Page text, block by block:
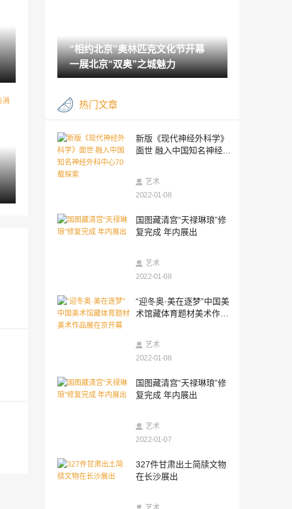
《理解愤怒》：重新理解彼此的爱之书
2022-01-07
去年图书零售市场同比上升1.65% 你喜欢
看哪些书？
2022-01-07
话剧《簋街》走进簋街实景排练
327件甘肃出土简牍文物在长沙展出
传统戏曲在虚拟世界“惊艳”海外玩家
重续“一带一路”法缘 福建宁德政协委员建
言弘扬圆瑛文化
2022-01-07
“相约北京”奥林匹克文化节开幕 一展北京
全员核酸检测，医务人员连夜集结，河南
人民如何做好抗疫工作
2021年“十大语文差错”公布 这些字词你读
中国戏剧：走出艺术与商业的二元对立
“相约北京”奥林匹克文化节开幕
一展北京“双奥”之城魅力
热门文章
新版《现代神经外科学》
面世 融入中国知名神经外
艺术
2022-01-08
国图藏清宫“天禄琳琅”修
复完成 年内展出
艺术
2022-01-08
“迎冬奥·美在逐梦”中国美
术馆藏体育题材美术作品
艺术
2022-01-08
国图藏清宫“天禄琳琅”修
复完成 年内展出
艺术
2022-01-07
327件甘肃出土简牍文物
在长沙展出